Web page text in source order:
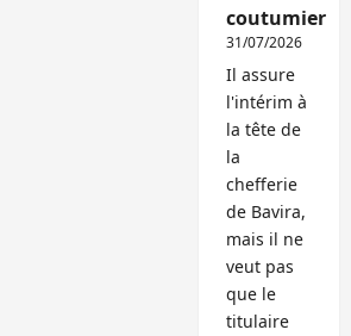
coutumier
31/07/2026
Il assure
l'intérim à
la tête de
la
chefferie
de Bavira,
mais il ne
veut pas
que le
titulaire